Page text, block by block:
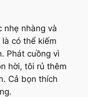
nhẹ nhàng và
có thể kiếm
Phát cuồng vì
hời, tôi rủ thêm
Cả bọn thích